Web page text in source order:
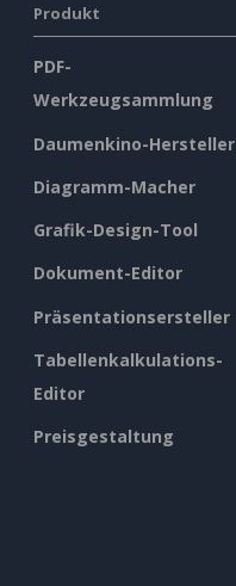
Produkt
PDF-
Werkzeugsammlung
Daumenkino-Hersteller
Diagramm-Macher
Grafik-Design-Tool
Dokument-Editor
Präsentationsersteller
Tabellenkalkulations-
Editor
Preisgestaltung